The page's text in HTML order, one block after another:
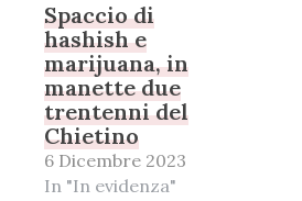
Spaccio di
hashish e
marijuana, in
manette due
trentenni del
Chietino
6 Dicembre 2023
In "In evidenza"